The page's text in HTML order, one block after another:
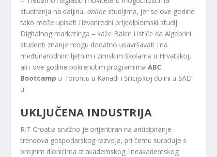
studiranja na daljinu,online studijima, jer se ove godine
tako može upisati i izvanredni prijediplomski studij
Digitalnog marketinga – kaže Balen i ističe da Algebrini
studenti znanje mogu dodatno usavršavati i na
međunarodnim ljetnim i zimskim školama u Hrvatskoj,
ali i ove godine pokrenutim programimaABC
Bootcamp u Torontu u Kanadi i Silicijskoj dolini u SAD-
u.
UKLJUČENA INDUSTRIJA
RIT Croatia snažno je orijentiran na anticipiranje
trendova gospodarskog razvoja, pri čemu surađuje s
brojnim dionicima iz akademskog i neakademskog